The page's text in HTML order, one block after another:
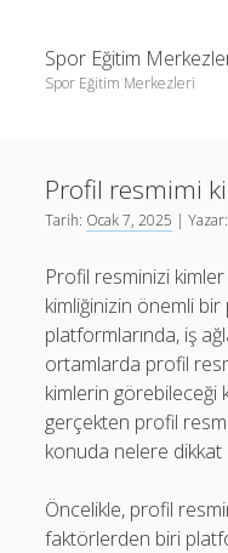
Spor Eğitim
Spor Eğitim Merkezleri
Sayfa Listesi
Şifresiz Instagram Beğeni
Tiktok Yorum Yükleme
Sayfa Listesi
Şifresiz Instagram
Tiktok Yorum Yükleme
Profil resmimi
Tarih: Ocak 7, 2025 |
Profil resminizi
kimliğinizin önemli bir
platformlarında, iş
ortamlarda profil
kimlerin görebileceği
gerçekten profil
konuda nelere dikkat
Öncelikle, profil
faktörlerden biri